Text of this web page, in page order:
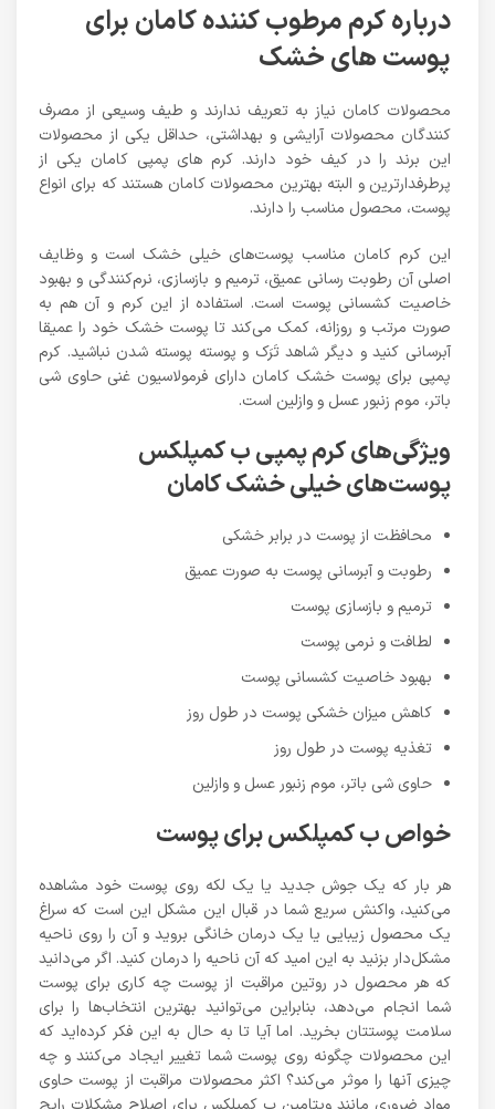
درباره کرم مرطوب کننده کامان برای
پوست های خشک
محصولات کامان نیاز به تعریف ندارند و طیف وسیعی از مصرف
کنندگان محصولات آرایشی و بهداشتی، حداقل یکی از محصولات
این برند را در کیف خود دارند. کرم های پمپی کامان یکی از
پرطرفدارترین و البته بهترین محصولات کامان هستند که برای انواع
پوست، محصول مناسب را دارند.
این کرم کامان مناسب پوست‌های خیلی خشک است و وظایف
اصلی آن رطوبت رسانی عمیق، ترمیم و بازسازی، نرم‌کنندگی و بهبود
خاصیت کشسانی پوست است. استفاده از این کرم و آن هم به
صورت مرتب و روزانه، کمک می‌کند تا پوست خشک خود را عمیقا
آبرسانی کنید و دیگر شاهد تَرَک و پوسته پوسته شدن نباشید. کرم
پمپی برای پوست خشک کامان دارای فرمولاسیون غنی حاوی شی
باتر، موم زنبور عسل و وازلین است.
ویژگی‌های کرم پمپی ب کمپلکس
پوست‌های خیلی خشک کامان
محافظت از پوست در برابر خشکی
رطوبت و آبرسانی پوست به صورت عمیق
ترمیم و بازسازی پوست
لطافت و نرمی پوست
بهبود خاصیت کشسانی پوست
کاهش میزان خشکی پوست در طول روز
تغذیه پوست در طول روز
حاوی شی باتر، موم زنبور عسل و وازلین
خواص ب کمپلکس برای پوست
هر بار که یک جوش جدید یا یک لکه روی پوست خود مشاهده
می‌کنید، واکنش سریع شما در قبال این مشکل این است که سراغ
یک محصول زیبایی یا یک درمان خانگی بروید و آن را روی ناحیه
مشکل‌دار بزنید به این امید که آن ناحیه را درمان کنید. اگر می‌دانید
که هر محصول در روتین مراقبت از پوست چه کاری برای پوست
شما انجام می‌دهد، بنابراین می‌توانید بهترین انتخاب‌ها را برای
سلامت پوستتان بخرید. اما آیا تا به حال به این فکر کرده‌اید که
این محصولات چگونه روی پوست شما تغییر ایجاد می‌کنند و چه
چیزی آنها را موثر می‌کند؟ اکثر محصولات مراقبت از پوست حاوی